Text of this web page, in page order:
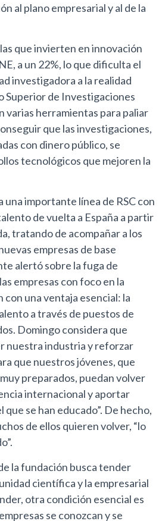
al plano empresarial y al de la
que invierten en innovación
a un 22%, lo que dificulta el
investigadora a la realidad
Superior de Investigaciones
varias herramientas para paliar
que las investigaciones,
con dinero público, se
tecnológicos que mejoren la
una importante línea de RSC con
de vuelta a España a partir
tratando de acompañar a los
empresas de base
alertó sobre la fuga de
empresas con foco en la
una ventaja esencial: la
a través de puestos de
Domingo considera que
nuestra industria y reforzar
que nuestros jóvenes, que
preparados, puedan volver
internacional y aportar
se han educado”. De hecho,
de ellos quieren volver, “lo
la fundación busca tender
científica y la empresarial
otra condición esencial es
se conozcan y se